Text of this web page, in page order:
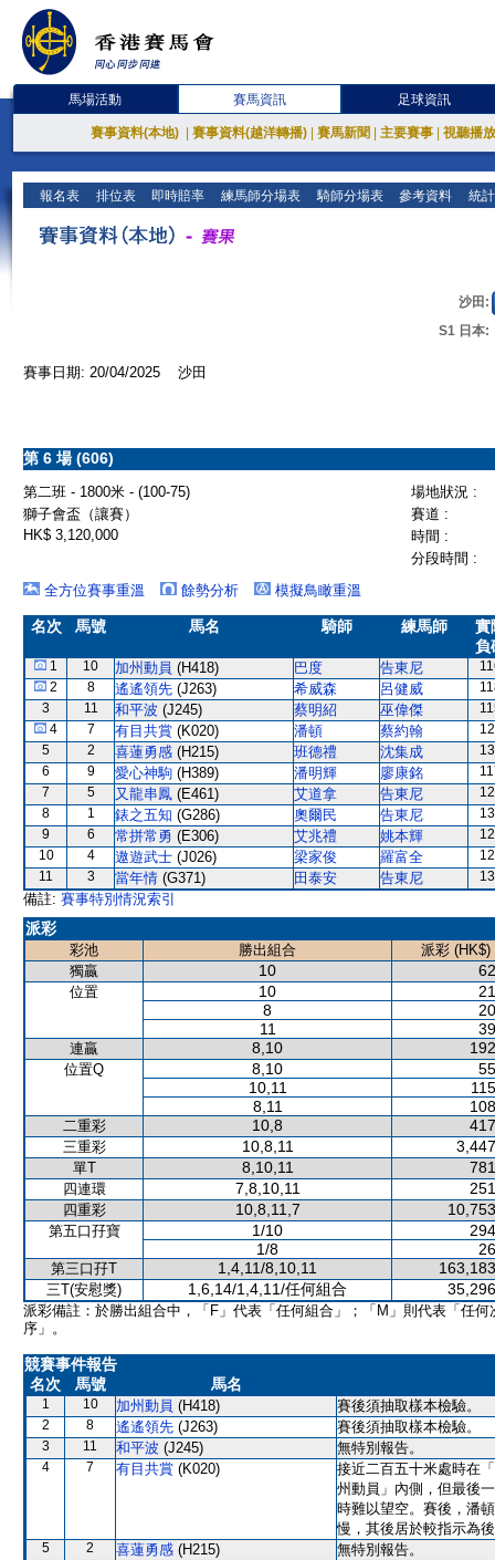
馬場活動 賽馬資訊 足球資訊
賽事資料(本地) 賽事資料(越洋轉播) 賽馬新聞 主要賽事 視聽播
報名表 排位表 即時賠率 練馬師分場表 騎師分場表 參考資料 統
沙田:
S1 日本:
賽事日期: 20/04/2025 沙田
第 6 場 (606)
第二班 - 1800米 - (100-75)
場地狀況 :
獅子會盃（讓賽）
賽道 :
HK$ 3,120,000
時間 :
分段時間 :
全方位賽事重溫
餘勢分析 模擬鳥瞰重溫
名次 馬號 馬名 騎師 練馬師
實
負
1 10 加州動員 (H418) 巴度 告東尼
2
8 遙遙領先 (J263) 希威森 呂健威
3
11 和平波 (J245) 蔡明紹 巫偉傑
4
7 有目共賞 (K020) 潘頓 蔡約翰
5
2 喜蓮勇感 (H215) 班德禮 沈集成
6
9 愛心神駒 (H389) 潘明輝 廖康銘
7
5 又龍串鳳 (E461) 艾道拿 告東尼
8
1 錶之五知 (G286) 奧爾民 告東尼
9
6 常拼常勇 (E306) 艾兆禮 姚本輝
10
4 遨遊武士 (J026) 梁家俊 羅富全
11
3 當年情 (G371) 田泰安 告東尼
備註: 賽事特別情況索引
派彩
彩池 勝出組合
派彩 (HK$)
獨贏
10
位置 10
8
11
連贏 8,10
位置Q 8,10
10,11
8,11
二重彩 10,8
三重彩 10,8,11
單T 8,10,11
四連環 7,8,10,11
四重彩 10,8,11,7
第五口孖寶 1/10
1/8
第三口孖T 1,4,11/8,10,11
三T(安慰獎) 1,6,14/1,4,11/任何組合
派彩備註：於勝出組合中，「F」代表「任何組合」；「M」則代表「任何
序」。
競賽事件報告
名次
馬號 馬名
1 10 加州動員 (H418) 賽後須抽取樣本檢驗。
2 8 遙遙領先 (J263) 賽後須抽取樣本檢驗。
3 11 和平波 (J245) 無特別報告。
4 7 有目共賞 (K020)
接近二百五十米處時在
州動員」內側，但最後
時難以望空。賽後，潘
慢，其後居於較指示為
5 2 喜蓮勇感 (H215) 無特別報告。